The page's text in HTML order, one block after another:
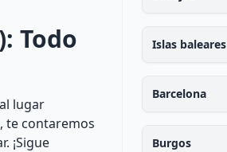
Todo
lugar
te contaremos
¡Sigue
Islas baleares
Barcelona
Burgos